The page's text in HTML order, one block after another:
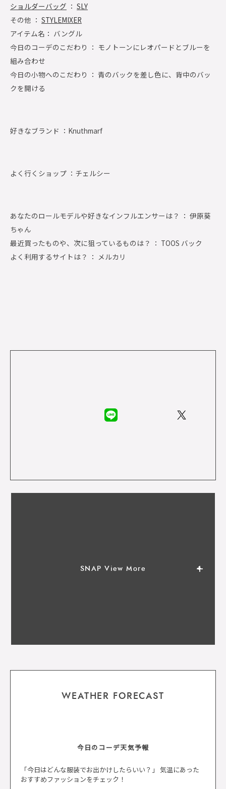
ショルダーバッグ ： SLY
その他 ： STYLEMIXER
アイテム名： バングル
今日のコーデのこだわり ： モノトーンにレオパードとブルーを
組み合わせ
今日の小物へのこだわり ： 青のバックを差し色に、背中のバッ
クを開ける
好きなブランド ： Knuthmarf
よく行くショップ ： チェルシー
あなたのロールモデルや好きなインフルエンサーは？ ： 伊原葵
ちゃん
最近買ったものや、次に狙っているものは？ ： TOOS バック
よく利用するサイトは？ ： メルカリ
SNAP View More
WEATHER FORECAST
今日のコーデ天気予報
「今日はどんな服装でお出かけしたらいい？」 気温にあった
おすすめファッションをチェック！